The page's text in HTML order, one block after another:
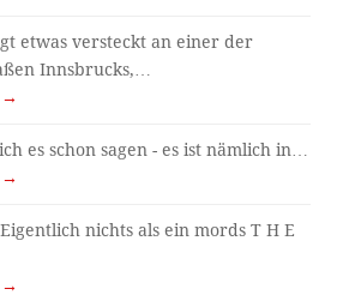
etwas versteckt an einer der
Innsbrucks,…
→
es schon sagen - es ist nämlich in…
→
Eigentlich nichts als ein mords T H E
→